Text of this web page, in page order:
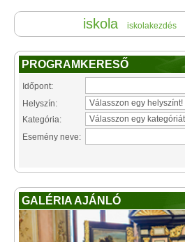
iskola iskolakezdés
PROGRAMKERESŐ
Időpont:
Helyszín:
Kategória:
Esemény neve:
GALÉRIA AJÁNLÓ